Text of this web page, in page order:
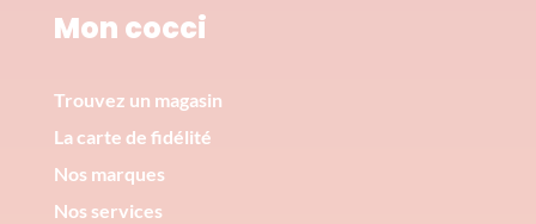
Mon cocci
Trouvez un magasin
La carte de fidélité
Nos marques
Nos services